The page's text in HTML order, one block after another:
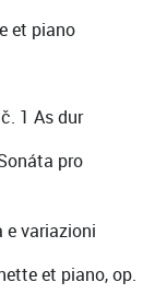
et piano
1 As dur
pro
e variazioni
et piano, op.